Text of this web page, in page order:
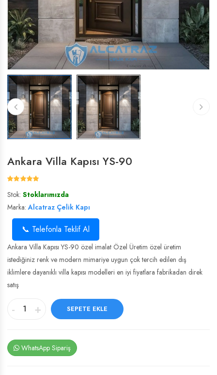
ÇELIK VILLA KAPISI
VILLA KAPISI
ÇELIK VILLA KAPISI
VILLA KAPISI
Ankara Villa Kapısı YS-90
Stok: Stoklarımızda
Marka:Alcatraz Çelik Kapı
📞 Telefonla Teklif Al
Ankara Villa Kapısı YS-90 özel imalat Özel Üretim özel üretim
istediğiniz renk ve modern mimariye uygun çok tercih edilen dış
iklimlere dayanıklı villa kapısı modelleri en iyi fiyatlara fabrikadan direk
satış
- + SEPETE EKLE
WhatsApp Sipariş